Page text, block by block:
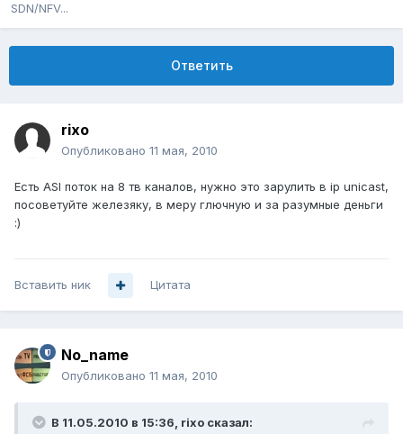
SDN/NFV...
Ответить
rixo
Опубликовано 11 мая, 2010
Есть ASI поток на 8 тв каналов, нужно это зарулить в ip unicast,
посоветуйте железяку, в меру глючную и за разумные деньги
:)
Вставить ник Цитата
No_name
Опубликовано 11 мая, 2010
В 11.05.2010 в 15:36, rixo сказал: